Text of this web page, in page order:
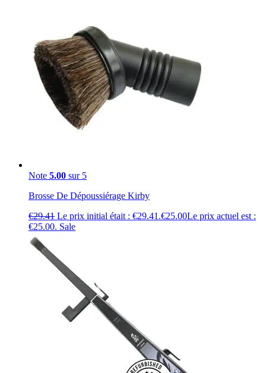
Note 5.00 sur 5
Brosse De Dépoussiérage Kirby
€29.41 Le prix initial était : €29.41.€25.00Le prix actuel est :
€25.00. Sale